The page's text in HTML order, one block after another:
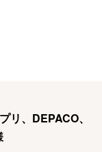
リ、DEPACO、